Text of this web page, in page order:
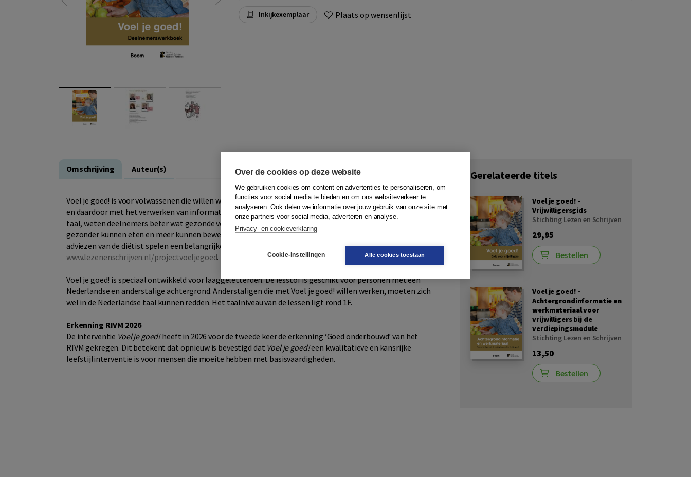
Inkijkexemplaar Plaats op wensenlijst
Omschrijving Auteur(s)
Voel je goed! is voor volwassenen die willen werken aan een gezonder gewicht en moeite hebben met taal
en daardoor met het verwerken van informatie. Door het volgen van verschillende lessen in makkelijke
taal, weten deelnemers beter wat gezonde voeding en voldoende beweging is. Ook leren zij hoe zij zelf
gezonder kunnen eten en meer kunnen bewegen. De cursus wordt gegeven door getrainde vrijwilligers. De
adviezen van de diëtist spelen een belangrijke rol tijdens de cursus. Zie voor meer info:
www.lezenenschrijven.nl/projectvoeljegoed.
Voel je goed! is speciaal ontwikkeld voor laaggeletterden. De lesstof is geschikt voor personen met een
Nederlandse en anderstalige achtergrond. Anderstaligen die met Voel je goed! willen werken, moeten zich
wel in de Nederlandse taal kunnen redden. Het taalniveau van de lessen ligt rond 1F.
Erkenning RIVM 2026
De interventie Voel je goed!heeft in 2026 voor de tweede keer de erkenning ‘Goed onderbouwd’ van het
RIVM gekregen. Dit betekent dat opnieuw is bevestigd dat Voel je goed!een kwalitatieve en kansrijke
leefstijlinterventie is voor mensen die moeite hebben met basisvaardigheden.
Gerelateerde titels
Voel je goed! -
Vrijwilligersgids
Stichting Lezen en Schrijven
29,95
Bestellen
Voel je goed! -
Achtergrondinformatie en
werkmateriaal voor
vrijwilligers bij de
verdiepingsmodule
Stichting Lezen en Schrijven
13,50
Bestellen
Over de cookies op deze website
We gebruiken cookies om content en advertenties te personaliseren, om
functies voor social media te bieden en om ons websiteverkeer te
analyseren. Ook delen we informatie over jouw gebruik van onze site met
onze partners voor social media, adverteren en analyse.
Privacy- en cookieverklaring
Cookie-instellingen Alle cookies toestaan